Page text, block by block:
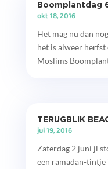
Boomplantdag
okt 18, 2016
Het mag nu dan
het is alweer
Moslims
TERUGBLIK
jul 19, 2016
Zaterdag 2 juni jl
een ramadan-tintje